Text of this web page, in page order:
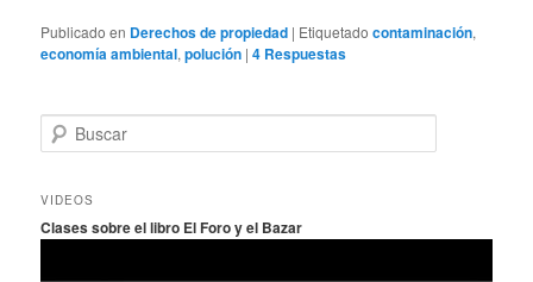
Publicado en Derechos de propiedad | Etiquetado contaminación,
economía ambiental,polución |4 Respuestas
u
c
r
VIDEOS
Clases sobre el libro El Foro y el Bazar